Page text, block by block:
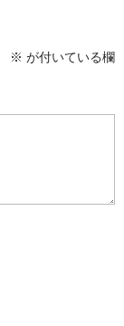
※ が付いている欄